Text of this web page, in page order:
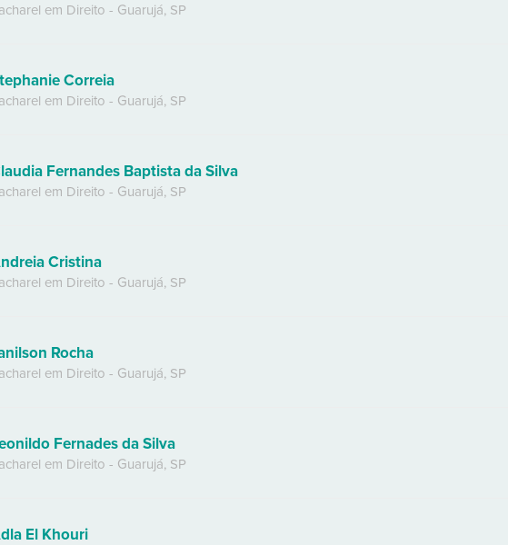
em Direito - Guarujá, SP
Correia
em Direito - Guarujá, SP
Fernandes Baptista da Silva
em Direito - Guarujá, SP
Cristina
em Direito - Guarujá, SP
Rocha
em Direito - Guarujá, SP
Fernades da Silva
em Direito - Guarujá, SP
El Khouri